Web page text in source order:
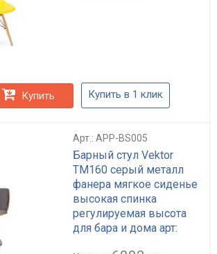
Купить Купить в 1 клик
Арт.: APP-BS005
Барный стул Vektor
TM160 серый металл
фанера мягкое сиденье
высокая спинка
регулируемая высота
для бара и дома арт: